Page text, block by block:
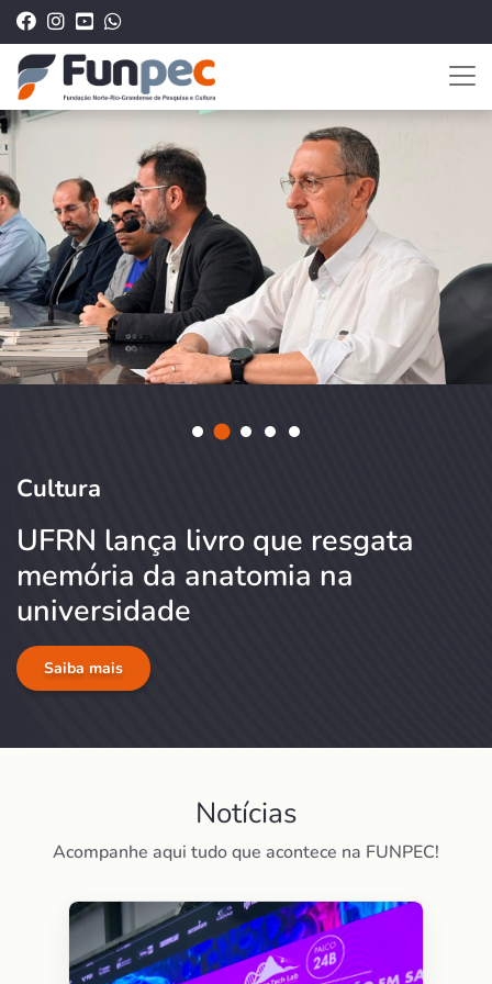
Cultura
UFRN lança livro que resgata
memória da anatomia na
universidade
Saiba mais
Notícias
Acompanhe aqui tudo que acontece na FUNPEC!